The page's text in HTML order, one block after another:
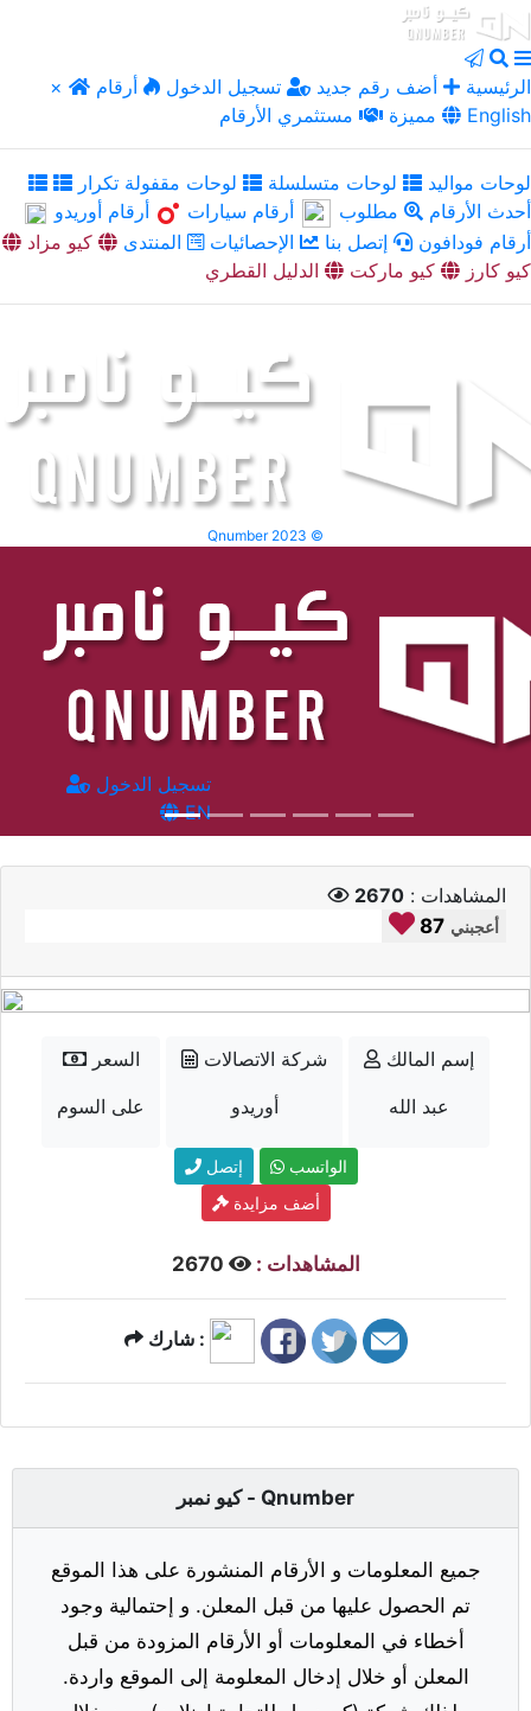
× الرئيسية أضف رقم جديد تسجيل الدخول
أرقام
مميزة
مستثمري الأرقام English
لوحات مواليد لوحات متسلسلة
لوحات مقفولة تكرار
أحدث الأرقام
مطلوب أرقام سيارات
أرقام أوريدو
أرقام فودافون
إتصل بنا الإحصائيات المنتدى
كيو مزاد
كيو كارز
كيو ماركت الدليل القطري
Qnumber 2023 ©
تسجيل الدخول
EN
المشاهدات : 2670
87 أعجبني
السعر
على السوم
شركة الاتصالات
أوريدو
إسم المالك
عبد الله
إتصل
الواتسب
أضف مزايدة
المشاهدات :
شارك :
كيو نمبر - Qnumber
جميع المعلومات و الأرقام المنشورة على هذا الموقع
تم الحصول عليها من قبل المعلن. و إحتمالية وجود
أخطاء في المعلومات أو الأرقام المزودة من قبل
المعلن أو خلال إدخال المعلومة إلى الموقع واردة.